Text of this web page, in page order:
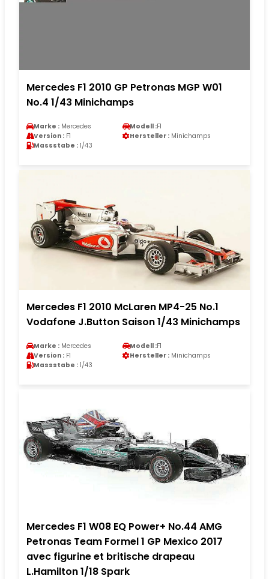
Mercedes F1 2010 GP Petronas MGP W01
No.4 1/43 Minichamps
Marke : Mercedes Modell :F1
Version : F1 Hersteller : Minichamps
Massstabe : 1/43
Mercedes F1 2010 McLaren MP4-25 No.1
Vodafone J.Button Saison 1/43 Minichamps
Marke : Mercedes Modell :F1
Version : F1 Hersteller : Minichamps
Massstabe : 1/43
Mercedes F1 W08 EQ Power+ No.44 AMG
Petronas Team Formel 1 GP Mexico 2017
avec figurine et britische drapeau
L.Hamilton 1/18 Spark